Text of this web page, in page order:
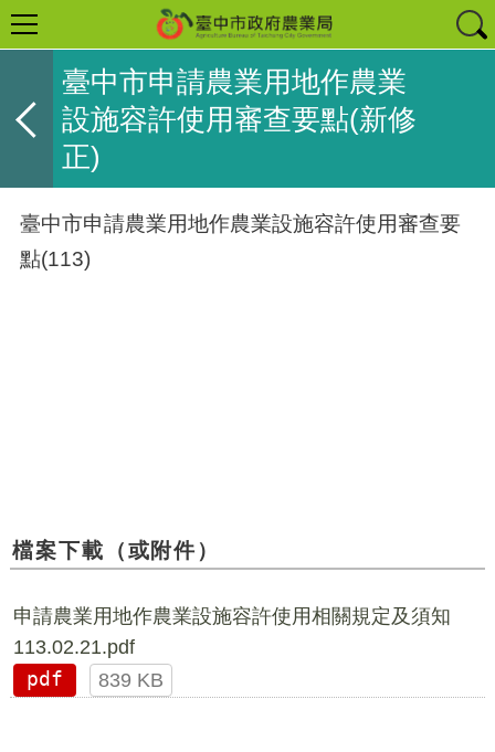
臺中市申請農業用地作農業
設施容許使用審查要點(新修
正)
臺中市申請農業用地作農業設施容許使用審查要
點(113)
檔案下載（或附件）
申請農業用地作農業設施容許使用相關規定及須知
113.02.21.pdf
pdf
839 KB